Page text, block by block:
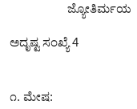
ಜ್ಯೋತಿರ್ಮಯ
ಅದೃಷ್ಟ ಸಂಖ್ಯೆ 4
೧. ಮೇಷ: